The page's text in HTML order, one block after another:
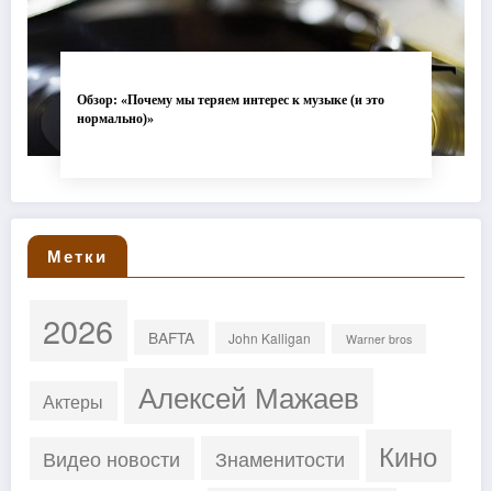
Обзор: «Почему мы теряем интерес к музыке (и это
нормально)»
Метки
2026 BAFTA John Kalligan Warner bros
Актеры Алексей Мажаев
Видео новости Знаменитости Кино